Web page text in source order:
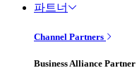
파트너
Channel Partners
Business Alliance Partner